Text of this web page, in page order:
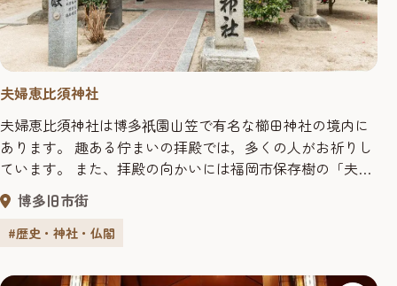
夫婦恵比須神社
夫婦恵比須神社は博多祇園山笠で有名な櫛田神社の境内に
あります。 趣ある佇まいの拝殿では，多くの人がお祈りし
ています。 また、拝殿の向かいには福岡市保存樹の「夫婦
銀杏」あり、大樹三本の内、手前一本が雌木で秋にはたわ
わに黄金色の実をつけます。 子孫を宿すところから、古来
夫婦円満・縁結びの霊樹として篤く信仰されています。 櫛
願って訪れてみ...
博多旧市街
#歴史・神社・仏閣